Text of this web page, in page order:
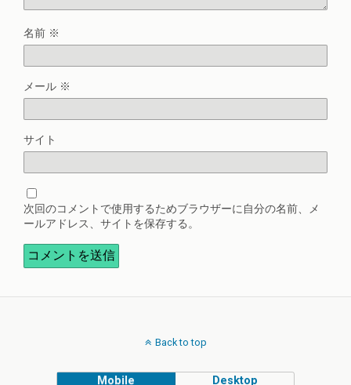
名前 ※
メール ※
サイト
次回のコメントで使用するためブラウザーに自分の名前、メ
ールアドレス、サイトを保存する。
Back to top
Mobile Desktop